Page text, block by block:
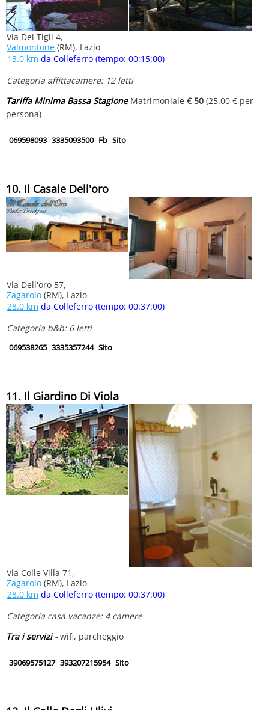
Via Dei Tigli 4,
Valmontone (RM), Lazio
13.0 km da Colleferro (tempo: 00:15:00)
Categoria affittacamere: 12 letti
Tariffa Minima Bassa StagioneMatrimoniale € 50 (25.00 € per
persona)
069598093 3335093500 Fb Sito
10. Il Casale Dell'oro
Via Dell'oro 57,
Zagarolo (RM), Lazio
28.0 km da Colleferro (tempo: 00:37:00)
Categoria b&b: 6 letti
069538265 3335357244 Sito
11. Il Giardino Di Viola
Via Colle Villa 71,
Zagarolo (RM), Lazio
28.0 km da Colleferro (tempo: 00:37:00)
Categoria casa vacanze: 4 camere
Tra i servizi -wifi, parcheggio
39069575127 393207215954 Sito